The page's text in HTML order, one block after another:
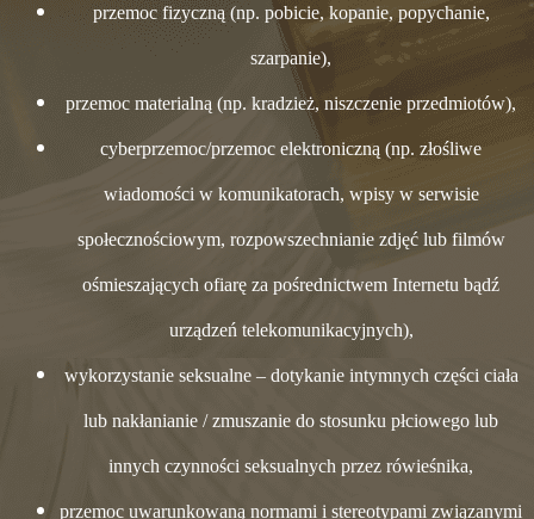
przemoc fizyczną (np. pobicie, kopanie, popychanie,
szarpanie),
przemoc materialną (np. kradzież, niszczenie przedmiotów),
cyberprzemoc/przemoc elektroniczną (np. złośliwe
wiadomości w komunikatorach, wpisy w serwisie
społecznościowym, rozpowszechnianie zdjęć lub filmów
ośmieszających ofiarę za pośrednictwem Internetu bądź
urządzeń telekomunikacyjnych),
wykorzystanie seksualne – dotykanie intymnych części ciała
lub nakłanianie / zmuszanie do stosunku płciowego lub
innych czynności seksualnych przez rówieśnika,
przemoc uwarunkowaną normami i stereotypami związanymi